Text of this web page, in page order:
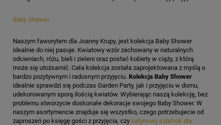
Baby Shower
Naszym faworytem dla Joanny Krupy, jest kolekcja Baby Shower
idealnie do niej pasuje. Kwiatowy wzór zachowany w naturalnych
odcieniach, różu, bieli i zieleni oraz postać kobiety w ciąży, z którą
może się utożsamić. Cała kolekcja została zaprojektowana z myślą o
bardzo pozytywnym i radosnym przyjęciu. Kolekcja Baby Shower
idealnie sprawdzi się podczas Garden Party, jak i przyjęciu w domu,
udekorowanym sporą ilością kwiatów. Wybierając naszą kolekcję, bez
problemu stworzycie doskonałe dekoracje swojego Baby Shower. W
naszym asortymencie znajduje się wszystko, czego potrzebujecie od
zaproszeń po księgę gości z przyjęcia, czy satynowy szlafrok dla